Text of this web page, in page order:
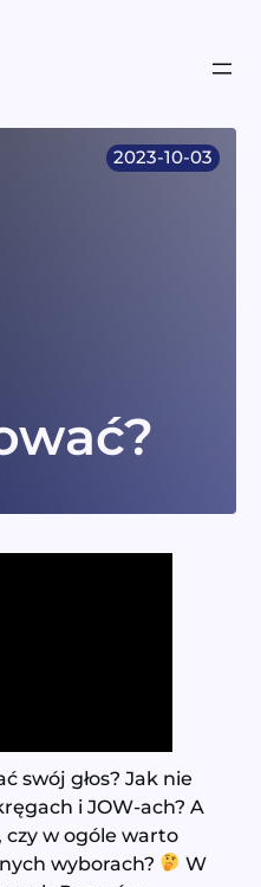
2023-10-03
swój głos? Jak nie
i JOW-ach? A
czy w ogóle warto
wyborach?
W